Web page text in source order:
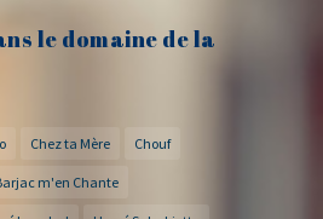
le domaine de la
Chez ta Mère Chouf
m'en Chante